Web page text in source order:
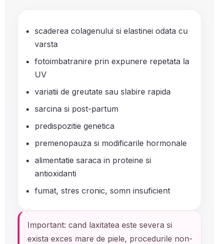
scaderea colagenului si elastinei odata cu
varsta
fotoimbatranire prin expunere repetata la
UV
variatii de greutate sau slabire rapida
sarcina si post-partum
predispozitie genetica
premenopauza si modificarile hormonale
alimentatie saraca in proteine si
antioxidanti
fumat, stres cronic, somn insuficient
Important: cand laxitatea este severa si
exista exces mare de piele, procedurile non-